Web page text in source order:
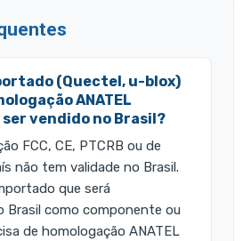
(Quectel, u-blox)
ANATEL
vendido no Brasil?
FCC, CE, PTCRB ou de
não tem validade no Brasil.
que será
Brasil como componente ou
de homologação ANATEL